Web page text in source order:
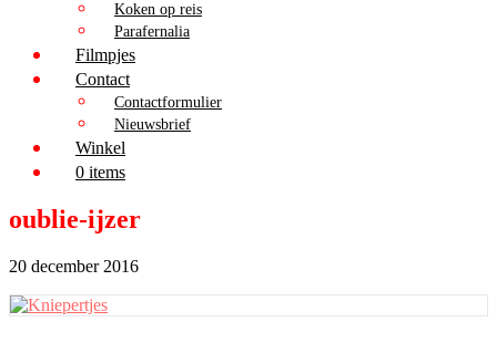
Koken op reis
Parafernalia
Filmpjes
Contact
Contactformulier
Nieuwsbrief
Winkel
0 items
oublie-ijzer
20 december 2016